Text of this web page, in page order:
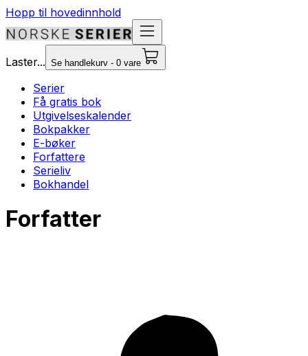
Hopp til hovedinnhold
Laster... Se handlekurv - 0 vare
Serier
Få gratis bok
Utgivelseskalender
Bokpakker
E-bøker
Forfattere
Serieliv
Bokhandel
Forfatter